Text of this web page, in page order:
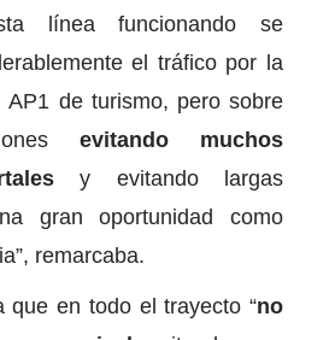
línea funcionando se
el tráfico por la
AP1 de turismo, pero sobre
evitando muchos
y evitando largas
gran oportunidad como
remarcaba.
que en todo el trayecto “no